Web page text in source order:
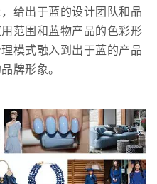
给出于蓝的设计团队和品
范围和蓝物产品的色彩形
模式融入到出于蓝的产品
牌形象。